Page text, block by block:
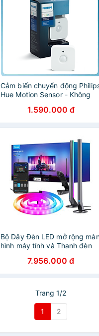
Cảm biến chuyển động
Hue Motion Sensor - Không
1.590.000 đ
Bộ Dây Đèn LED mở rộng
hình máy tính và Thanh đèn
G1 Pro Gaming Light H604A
(24-32")
7.956.000 đ
Trang 1/2
1 2